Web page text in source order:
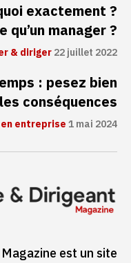
exactement ?
qu’un manager ?
& diriger22 juillet 2022
: pesez bien
conséquences
entreprise1 mai 2024
est un site